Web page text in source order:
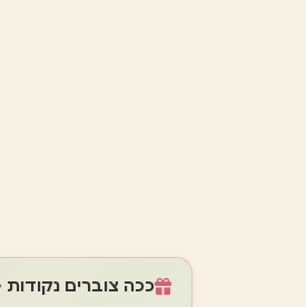
ככה צוברים נקודות